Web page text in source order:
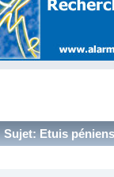
Sujet: Etuis